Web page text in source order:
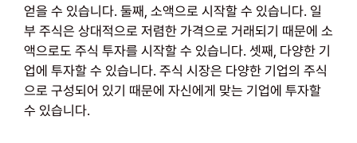
얻을 수 있습니다. 둘째, 소액으로 시작할 수 있습니다. 일
부 주식은 상대적으로 저렴한 가격으로 거래되기 때문에 소
액으로도 주식 투자를 시작할 수 있습니다. 셋째, 다양한 기
업에 투자할 수 있습니다. 주식 시장은 다양한 기업의 주식
으로 구성되어 있기 때문에 자신에게 맞는 기업에 투자할
수 있습니다.